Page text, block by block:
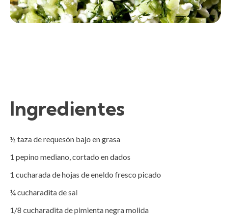
Ingredientes
½ taza de requesón bajo en grasa
1 pepino mediano, cortado en dados
1 cucharada de hojas de eneldo fresco picado
¼ cucharadita de sal
1/8 cucharadita de pimienta negra molida